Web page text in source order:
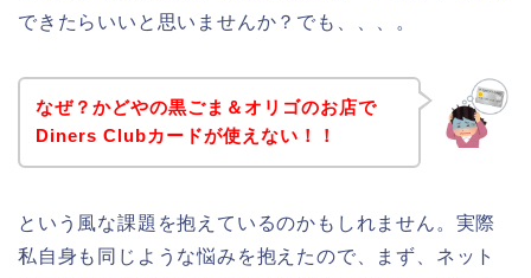
できたらいいと思いませんか？でも、、、。
なぜ？かどやの黒ごま＆オリゴのお店で
Diners Clubカードが使えない！！
という風な課題を抱えているのかもしれません。実際
私自身も同じような悩みを抱えたので、まず、ネット